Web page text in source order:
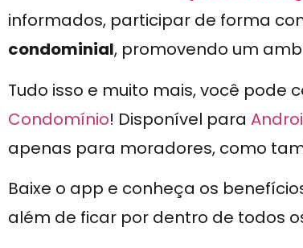
informados, participar de forma
condominial, promovendo um
Tudo isso e muito mais, você pode
Condomínio! Disponível para
apenas para moradores, como
Baixe o app e conheça os
além de ficar por dentro de todos